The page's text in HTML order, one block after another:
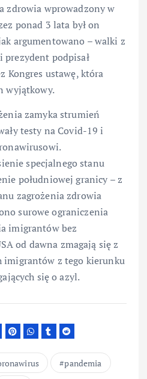
zdrowia wprowadzony w
ponad 3 lata był on
argumentowano – walki z
prezydent podpisał
Kongres ustawę, która
wyjątkowy.
zamyka strumień
testy na Covid-19 i
specjalnego stanu
południowej granicy – z
zagrożenia zdrowia
surowe ograniczenia
imigrantów bez
od dawna zmagają się z
imigrantów z tego kierunku
się o azyl.
pandemia